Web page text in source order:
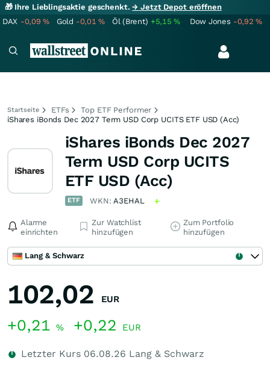
🎁 Ihre Lieblingsaktie geschenkt.→ Jetzt Depot eröffnen
DAX -0,09% Gold -0,01% Öl (Brent) +5,15% Dow Jones -0,92%
Startseite ETFs
Top ETF Performer
iShares iBonds Dec 2027 Term USD Corp UCITS ETF USD (Acc)
iShares iBonds Dec 2027
Term USD Corp UCITS
ETF USD (Acc)
ETF WKN:A3EHAL
Alarme
einrichten
Zur Watchlist
hinzufügen
Zum Portfolio
hinzufügen
Lang & Schwarz
102,02 EUR
+0,21 % +0,22 EUR
Letzter Kurs 06.08.26 Lang & Schwarz